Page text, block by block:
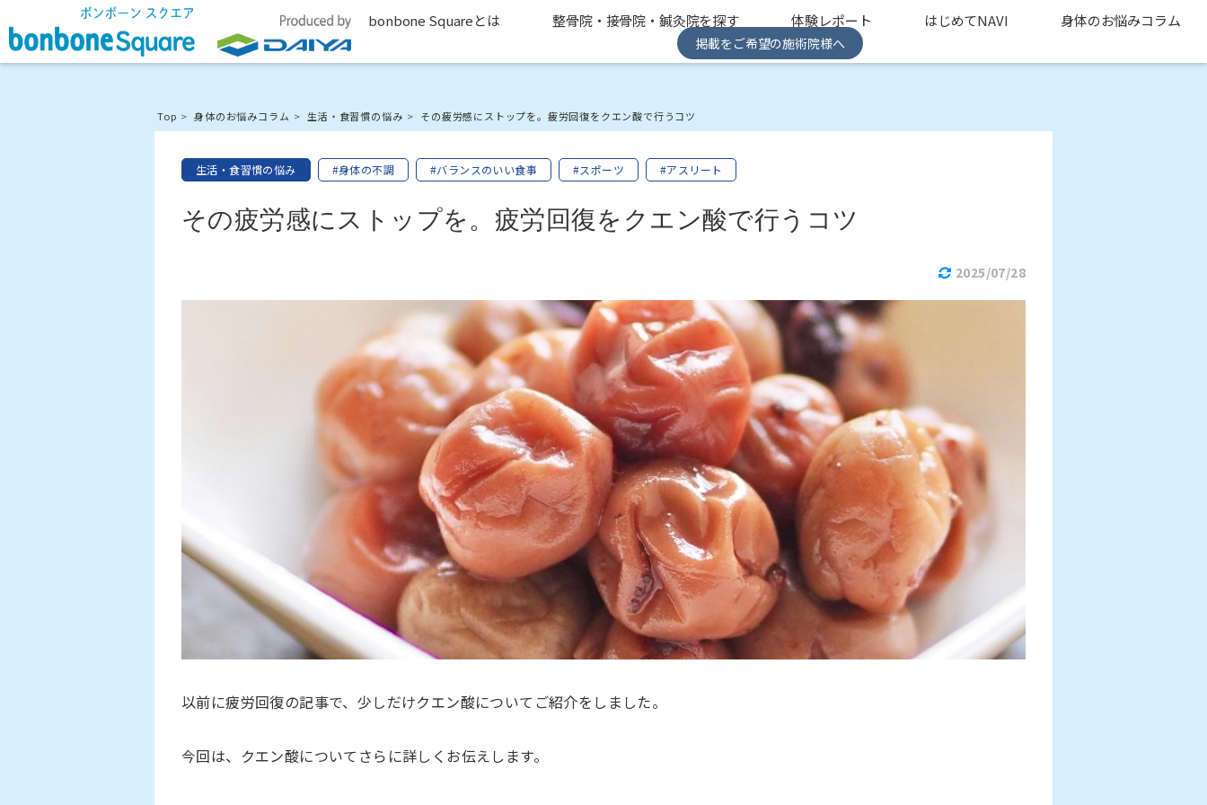
bonbone Squareとは 整骨院・接骨院・鍼灸院を探す 体験レポート はじめてNAVI 身体のお悩みコラム
掲載をご希望の施術院様へ
Top 身体のお悩みコラム 生活・食習慣の悩み その疲労感にストップを。疲労回復をクエン酸で行うコツ
生活・食習慣の悩み #身体の不調 #バランスのいい食事 #スポーツ #アスリート
その疲労感にストップを。疲労回復をクエン酸で行うコツ
2025/07/28
以前に疲労回復の記事で、少しだけクエン酸についてご紹介をしました。
今回は、クエン酸についてさらに詳しくお伝えします。